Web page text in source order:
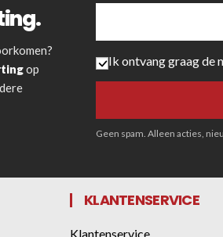
op
Ik ontvang graag de
Geen spam. Alleen acties,
KLANTENSERVICE
Klantenservice